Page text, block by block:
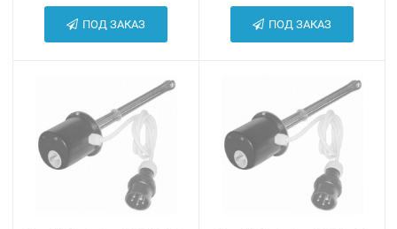
ПОД ЗАКАЗ ПОД ЗАКАЗ